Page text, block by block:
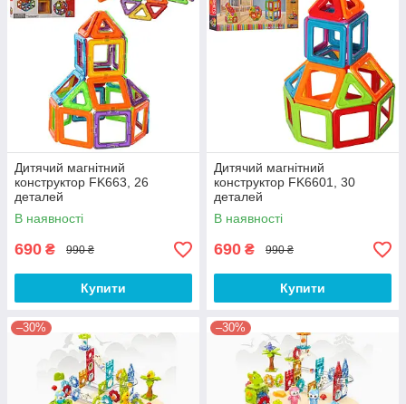
Дитячий магнітний
конструктор FK663, 26
деталей
В наявності
690 ₴ 990 ₴
Купити
Дитячий магнітний
конструктор FK6601, 30
деталей
В наявності
690 ₴ 990 ₴
Купити
–30% –30%